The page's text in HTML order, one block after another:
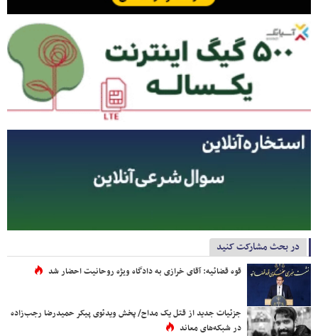
در بحث مشارکت کنید
قوه قضائیه: آقای خرازی به دادگاه ویژه روحانیت احضار شد
جزئیات جدید از قتل یک مداح/ پخش ویدئوی پیکر حمیدرضا رجب‌زاده
در شبکه‌های معاند